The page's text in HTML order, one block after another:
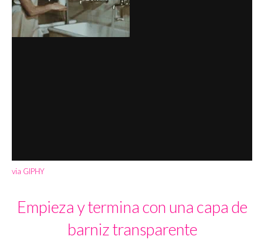
via GIPHY
Empieza y termina con una capa de
barniz transparente